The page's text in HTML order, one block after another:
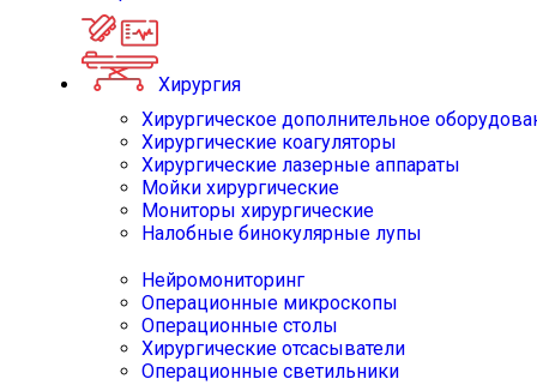
Хирургия
Хирургическое дополнительное
Хирургические коагуляторы
Хирургические лазерные аппараты
Мойки хирургические
Мониторы хирургические
Налобные бинокулярные лупы
Нейромониторинг
Операционные микроскопы
Операционные столы
Хирургические отсасыватели
Операционные светильники